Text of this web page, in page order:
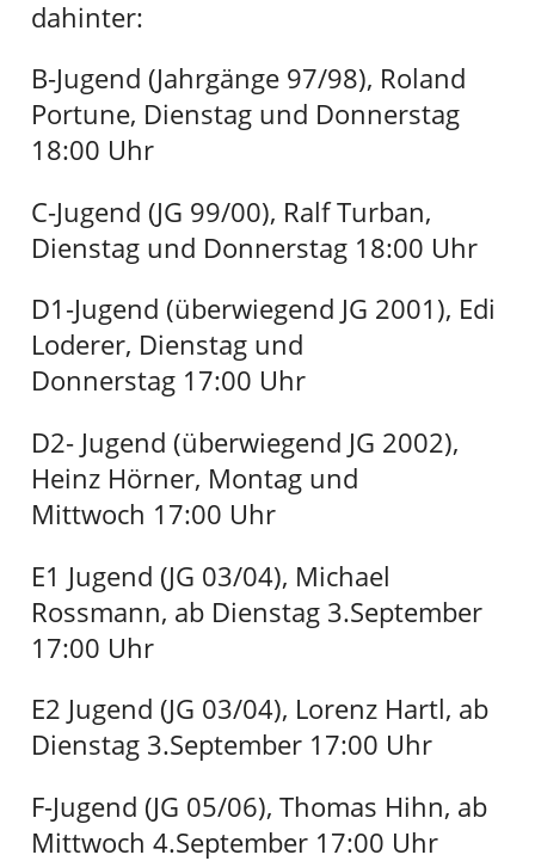
dahinter:
B-Jugend (Jahrgänge 97/98), Roland
Portune, Dienstag und Donnerstag
18:00 Uhr
C-Jugend (JG 99/00), Ralf Turban,
Dienstag und Donnerstag 18:00 Uhr
D1-Jugend (überwiegend JG 2001), Edi
Loderer, Dienstag und
Donnerstag 17:00 Uhr
D2- Jugend (überwiegend JG 2002),
Heinz Hörner, Montag und
Mittwoch 17:00 Uhr
E1 Jugend (JG 03/04), Michael
Rossmann, ab Dienstag 3.September
17:00 Uhr
E2 Jugend (JG 03/04), Lorenz Hartl, ab
Dienstag 3.September 17:00 Uhr
F-Jugend (JG 05/06), Thomas Hihn, ab
Mittwoch 4.September 17:00 Uhr